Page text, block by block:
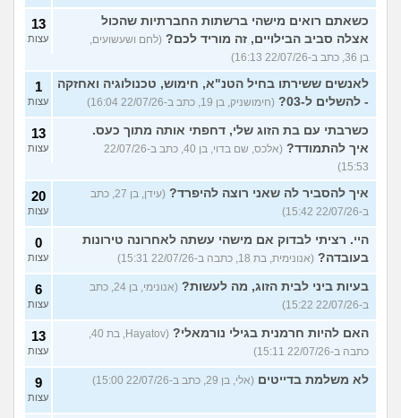
כשאתם רואים מישהי ברשתות החברתיות שהכול
אצלה סביב הבילויים, זה מוריד לכם? (לחם ושעשועים,
בן 36, כתב ב-22/07/26 16:13)
13
עצות
לאנשים ששירתו בחיל הטנ"א, חימוש, טכנולוגיה ואחזקה
- להשלים ל-03?
(חימושניק, בן 19, כתב ב-22/07/26 16:04)
1
עצות
כשרבתי עם בת הזוג שלי, דחפתי אותה מתוך כעס.
איך להתמודד?
(אלכס, שם בדוי, בן 40, כתב ב-22/07/26
15:53)
13
עצות
איך להסביר לה שאני רוצה להיפרד?
(עידן, בן 27, כתב
ב-22/07/26 15:42)
20
עצות
היי. רציתי לבדוק אם מישהי עשתה לאחרונה טירונות
בעובדה? (אנונימית, בת 18, כתבה ב-22/07/26 15:31)
0
עצות
בעיות ביני לבית הזוג, מה לעשות?
(אנונימי, בן 24, כתב
ב-22/07/26 15:22)
6
עצות
האם להיות חרמנית בגילי נורמאלי?
כתבה ב-22/07/26 15:11)
13
עצות
לא משלמת בדייטים (אלי, בן 29, כתב ב-22/07/26 15:00) 9
עצות